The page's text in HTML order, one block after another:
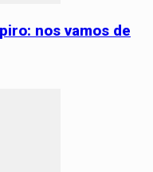
nos vamos de